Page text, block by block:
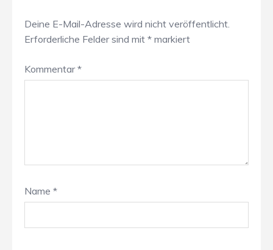
Deine E-Mail-Adresse wird nicht veröffentlicht.
Erforderliche Felder sind mit * markiert
Kommentar*
Name *